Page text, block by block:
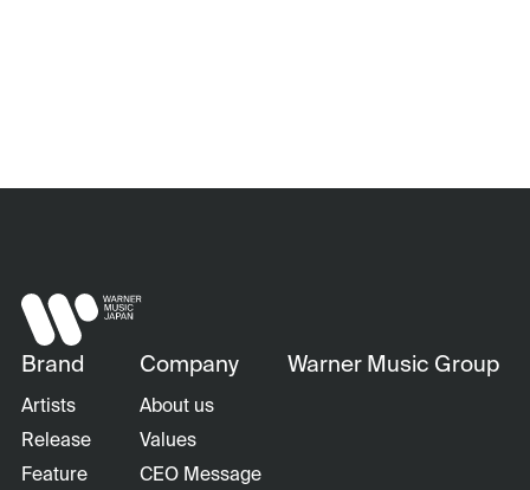
Brand
Artists
Release
Feature
Company
About us
Values
CEO Message
Warner Music Group